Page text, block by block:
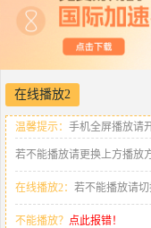
在线播放2
温馨提示： 手机全屏播放请
若不能播放请更换上方播放
在线播放2： 若不能播放请切
不能播放？ 点此报错！